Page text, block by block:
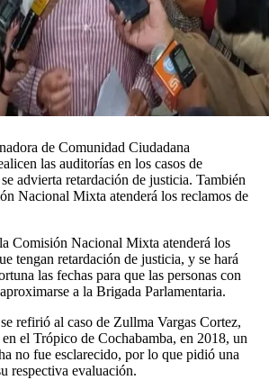
de Comunidad Ciudadana
las auditorías en los casos de
advierta retardación de justicia. También
Nacional Mixta atenderá los reclamos de
Comisión Nacional Mixta atenderá los
tengan retardación de justicia, y se hará
las fechas para que las personas con
a la Brigada Parlamentaria.
refirió al caso de Zullma Vargas Cortez,
el Trópico de Cochabamba, en 2018, un
no fue esclarecido, por lo que pidió una
respectiva evaluación.